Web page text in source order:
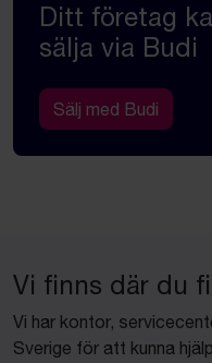
Ditt företag
sälja via Budi
Sälj med Budi
Vi finns där du
Vi har kontor,
Sverige för att kunna